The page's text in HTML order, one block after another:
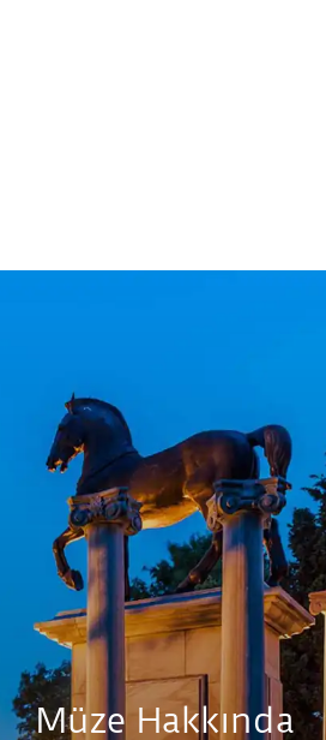
Müze Hakkında